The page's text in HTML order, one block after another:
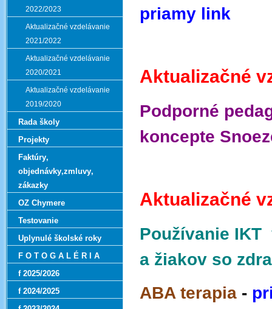
priamy link
Aktualizačné
Podporné
koncepte
Aktualizačné
Používanie
a žiakov so
ABA terapia -
2022/2023
Aktualizačné vzdelávanie
2021/2022
Aktualizačné vzdelávanie
2020/2021
Aktualizačné vzdelávanie
2019/2020
Rada školy
Projekty
Faktúry‚
objednávky‚zmluvy‚
zákazky
OZ Chymere
Testovanie
Uplynulé školské roky
F O T O G A L É R I A
f 2025/2026
f 2024/2025